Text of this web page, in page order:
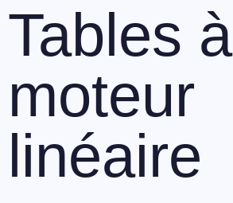
Tables à
moteur
linéaire